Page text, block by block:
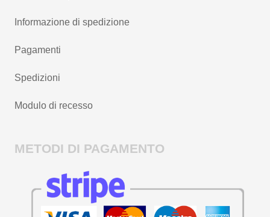
Informazione di spedizione
Pagamenti
Spedizioni
Modulo di recesso
METODI DI PAGAMENTO